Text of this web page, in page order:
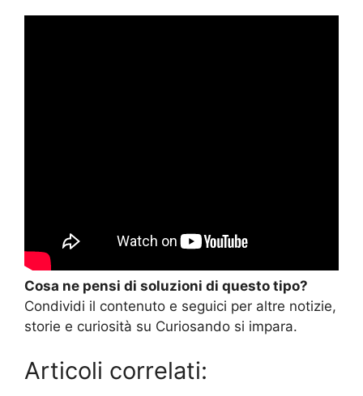
Cosa ne pensi di soluzioni di questo tipo?
Condividi il contenuto e seguici per altre notizie,
storie e curiosità su Curiosando si impara.
Articoli correlati: